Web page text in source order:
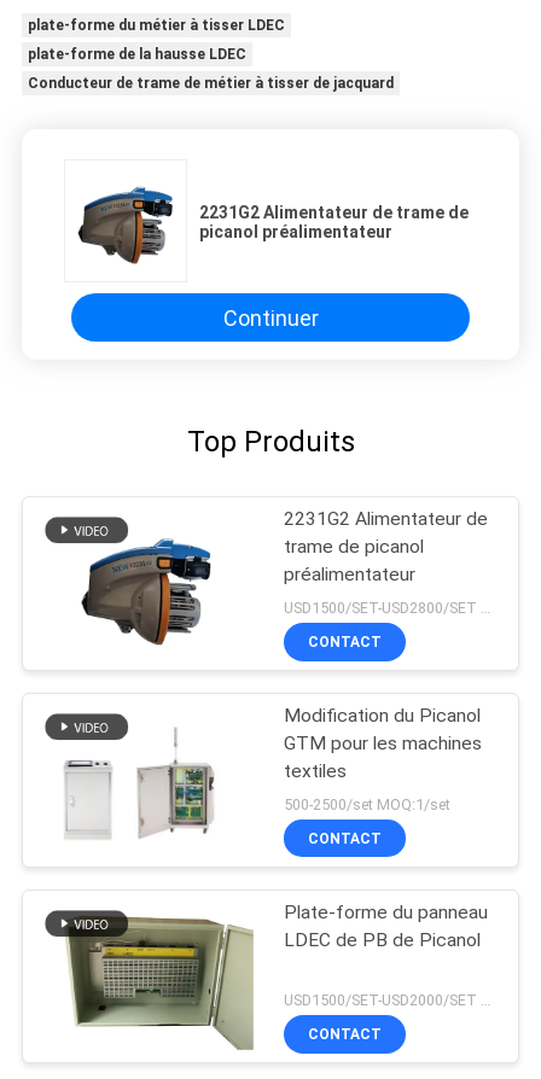
plate-forme du métier à tisser LDEC
plate-forme de la hausse LDEC
Conducteur de trame de métier à tisser de jacquard
2231G2 Alimentateur de trame de
picanol préalimentateur
Continuer
Top Produits
2231G2 Alimentateur de
trame de picanol
préalimentateur
CONTACT
Modification du Picanol
GTM pour les machines
textiles
500-2500/set MOQ:1/set
CONTACT
Plate-forme du panneau
LDEC de PB de Picanol
USD1500/SET-USD2000/SET MOQ:1set
CONTACT